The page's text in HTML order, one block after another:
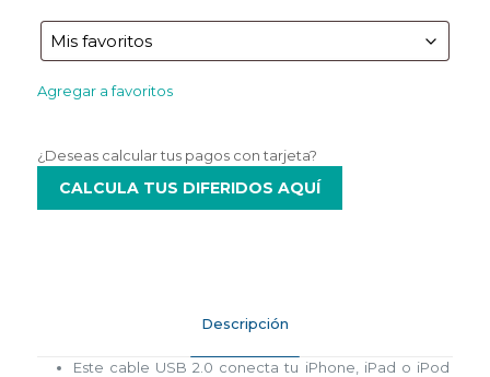
Agregar a favoritos
¿Deseas calcular tus pagos con tarjeta?
CALCULA TUS DIFERIDOS AQUÍ
Descripción
Este cable USB 2.0 conecta tu iPhone, iPad o iPod